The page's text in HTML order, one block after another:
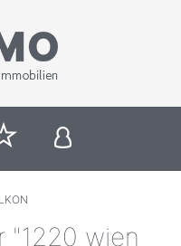
"1220 wien